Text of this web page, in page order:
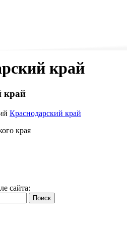
край
край
Краснодарский край
края
сайта:
Поиск